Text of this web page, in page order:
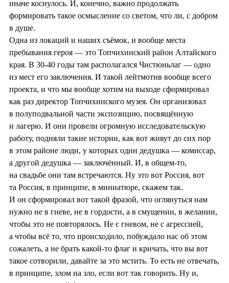
иначе коснулось. И, конечно, важно продолжать
формировать такое осмысление со светом, что ли, с добром
в душе.
Одна из локаций и наших съёмок, и вообще места
пребывания героя — это Топчихинский район Алтайского
края. В 30-40 годы там располагался Чистюньлаг — одно
из мест его заключения. И такой лейтмотив вообще всего
проекта, и что мы вообще хотим на выходе сформировал
как раз директор Топчихинского музея. Он организовал
в полуподвальной части экспозицию, посвящённую
и лагерю. И они провели огромную исследовательскую
работу, подняли такие истории, как вот живут до сих пор
в этом районе люди, у которых один дедушка — комиссар,
а другой дедушка — заключённый. И, в общем-то,
на свадьбе они там встречаются. Ну это вот Россия, вот
та Россия, в принципе, в миниатюре, скажем так.
И он сформировал вот такой фразой, что оглянуться нам
нужно не в гневе, не в гордости, а в смущении, в желании,
чтобы это не повторялось. Не с гневом, не с агрессией,
а чтобы всё то, что происходило, побуждало нас об этом
сожалеть, а не брать какой-то флаг и кричать, что вы вот
такое сотворили, давайте за это мстить. То есть не отвечать,
в принципе, злом на зло, если вот так говорить. Ну и,